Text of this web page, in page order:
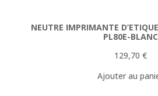
NEUTRE IMPRIMANTE
PL80E-BLANC
129,70 €
Ajouter au